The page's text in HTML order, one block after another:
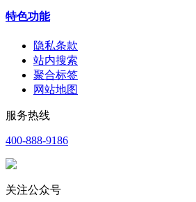
特色功能
隐私条款
站内搜索
聚合标签
网站地图
服务热线
400-888-9186
关注公众号